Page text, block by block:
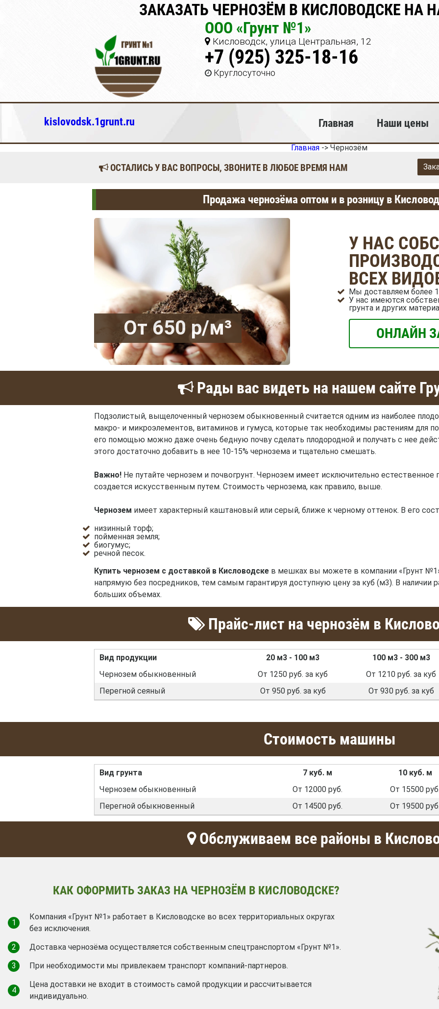
ЗАКАЗАТЬ ЧЕРНОЗЁМ В КИСЛОВОДСКЕ НА
ООО «Грунт №1»
Кисловодск, улица Центральная, 12
+7 (925) 325-18-16
Круглосуточно
kislovodsk.1grunt.ru Главная Наши цены
Главная -> Чернозём
ОСТАЛИСЬ У ВАС ВОПРОСЫ, ЗВОНИТЕ В ЛЮБОЕ ВРЕМЯ НАМ
Продажа чернозёма оптом и в розницу в
От 650 р/м³
У НАС
ВСЕХ
Мы доставляем более
У нас имеются
грунта и других
ОНЛАЙН
Рады вас видеть на нашем сайте
Подзолистый, выщелоченный чернозем обыкновенный считается одним из наиболее
макро- и микроэлементов, витаминов и гумуса, которые так необходимы растениям для
его помощью можно даже очень бедную почву сделать плодородной и получать с нее
этого достаточно добавить в нее 10-15% чернозема и тщательно смешать.
Важно! Не путайте чернозем и почвогрунт. Чернозем имеет исключительно естественное
создается искусственным путем. Стоимость чернозема, как правило, выше.
Чернозем имеет характерный каштановый или серый, ближе к черному оттенок. В его
низинный торф;
пойменная земля;
биогумус;
речной песок.
Купить чернозем с доставкой в Кисловодске в мешках вы можете в компании «Грунт
напрямую без посредников, тем самым гарантируя доступную цену за куб (м3). В наличии
больших объемах.
Прайс-лист на чернозём в
Вид продукции 20 м3 - 100 м3
100 м3 - 300 м3
Чернозем обыкновенный
От 1250 руб. за куб
От 1210 руб. за куб
Перегной сеяный
От 950 руб. за куб От 930 руб. за куб
Стоимость машины
Вид грунта 7 куб. м
10 куб. м
Чернозем обыкновенный
От 12000 руб.
От 15500
Перегной обыкновенный
От 14500 руб. От 19500
Обслуживаем все районы в
КАК ОФОРМИТЬ ЗАКАЗ НА ЧЕРНОЗЁМ В КИСЛОВОДСКЕ?
1
Компания «Грунт №1» работает в Кисловодске во всех территориальных округах
без исключения.
2
Доставка чернозёма осуществляется собственным спецтранспортом «Грунт №1».
3
При необходимости мы привлекаем транспорт компаний-партнеров.
4
Цена доставки не входит в стоимость самой продукции и рассчитывается
индивидуально.